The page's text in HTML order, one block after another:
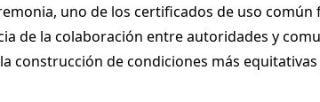
uno de los certificados de uso
de la colaboración entre autoridades y
construcción de condiciones más